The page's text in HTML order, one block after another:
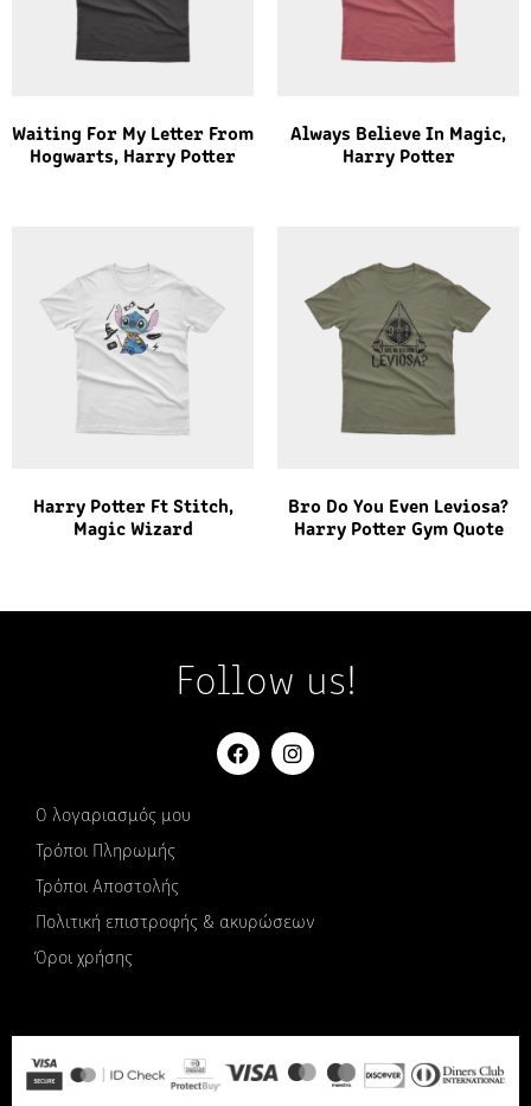
Waiting For My Letter From
Hogwarts, Harry Potter
Always Believe In Magic,
Harry Potter
Harry Potter Ft Stitch,
Magic Wizard
Bro Do You Even Leviosa?
Harry Potter Gym Quote
Follow us!
Ο λογαριασμός μου
Τρόποι Πληρωμής
Τρόποι Αποστολής
Πολιτική επιστροφής & ακυρώσεων
Όροι χρήσης